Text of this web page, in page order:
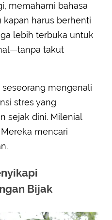
memahami bahasa
harus berhenti
lebih terbuka untuk
takut
mengenali
stres yang
sejak dini. Milenial
mencari
Bijak